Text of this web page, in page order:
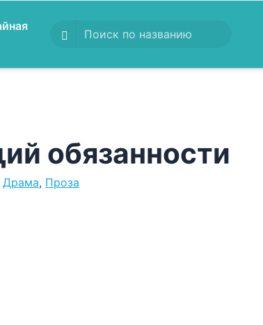
обязанности
Драма, Проза